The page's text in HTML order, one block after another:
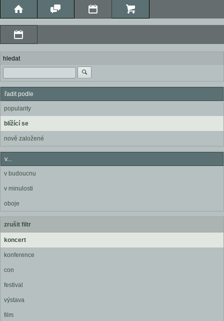
hledat
řadit podle
popularity
blížící se
nově založené
v...
v budoucnu
v minulosti
oboje
zrušit filtr
koncert
konference
con
festival
výstava
film